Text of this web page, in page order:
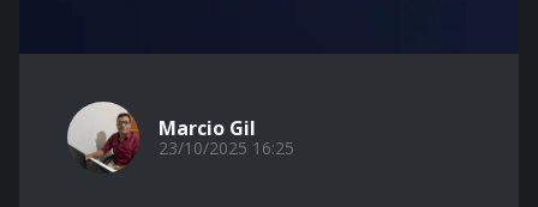
Marcio Gil
23/10/2025 16:25